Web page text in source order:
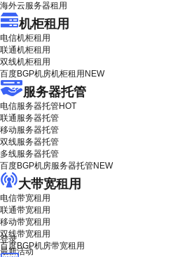
海外云服务器租用
机柜租用
电信机柜租用
联通机柜租用
双线机柜租用
百度BGP机房机柜租用 NEW
服务器托管
电信服务器托管HOT
联通服务器托管
移动服务器托管
双线服务器托管
多线服务器托管
百度BGP机房服务器托管NEW
大带宽租用
电信带宽租用
联通带宽租用
移动带宽租用
双线带宽租用
百度BGP机房带宽租用
登录
最新活动